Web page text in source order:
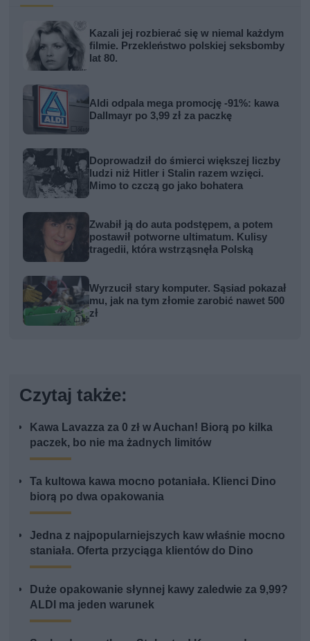
Kazali jej rozbierać się w niemal każdym
filmie. Przekleństwo polskiej seksbomby
lat 80.
Aldi odpala mega promocję -91%: kawa
Dallmayr po 3,99 zł za paczkę
Doprowadził do śmierci większej liczby
ludzi niż Hitler i Stalin razem wzięci.
Mimo to czczą go jako bohatera
Zwabił ją do auta podstępem, a potem
postawił potworne ultimatum. Kulisy
tragedii, która wstrząsnęła Polską
Wyrzucił stary komputer. Sąsiad pokazał
mu, jak na tym złomie zarobić nawet 500
zł
Czytaj także:
Kawa Lavazza za 0 zł w Auchan! Biorą po kilka
paczek, bo nie ma żadnych limitów
Ta kultowa kawa mocno potaniała. Klienci Dino
biorą po dwa opakowania
Jedna z najpopularniejszych kaw właśnie mocno
staniała. Oferta przyciąga klientów do Dino
Duże opakowanie słynnej kawy zaledwie za 9,99?
ALDI ma jeden warunek